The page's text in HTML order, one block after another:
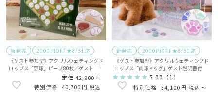
新発売
2000円OFF★8/31迄
《ゲスト参加型》アクリルウェディングド
ロップス「野球」ピース80枚／ゲスト説明
定価 42,900
40,700
税込
新発売
2000円OFF★8/31迄
《ゲスト参加型》アクリルウェディングド
ロップス「肉球ドッグ」ゲスト説明書付
5.00 （ 1 ）
34,100 税込 〜